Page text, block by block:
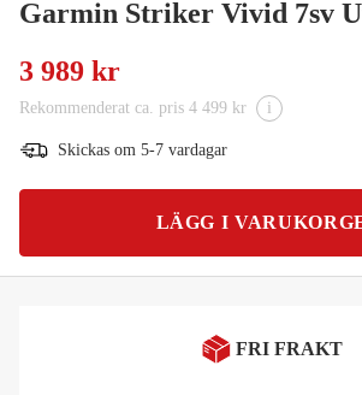
Garmin Striker Vivid 7sv
3 989 kr
Rekommenderat ca. pris 4 499 kr i
Skickas om 5-7 vardagar
LÄGG I
FRI FRAKT